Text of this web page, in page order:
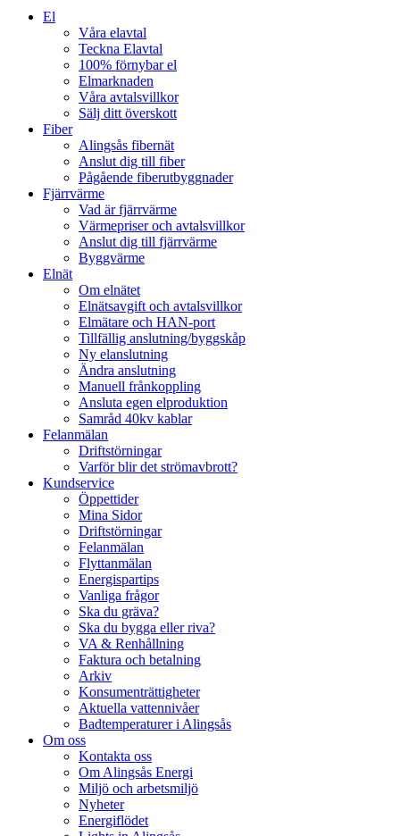
El
Våra elavtal
Teckna Elavtal
100% förnybar el
Elmarknaden
Våra avtalsvillkor
Sälj ditt överskott
Fiber
Alingsås fibernät
Anslut dig till fiber
Pågående fiberutbyggnader
Fjärrvärme
Vad är fjärrvärme
Värmepriser och avtalsvillkor
Anslut dig till fjärrvärme
Byggvärme
Elnät
Om elnätet
Elnätsavgift och avtalsvillkor
Elmätare och HAN-port
Tillfällig anslutning/byggskåp
Ny elanslutning
Ändra anslutning
Manuell frånkoppling
Ansluta egen elproduktion
Samråd 40kv kablar
Felanmälan
Driftstörningar
Varför blir det strömavbrott?
Kundservice
Öppettider
Mina Sidor
Driftstörningar
Felanmälan
Flyttanmälan
Energispartips
Vanliga frågor
Ska du gräva?
Ska du bygga eller riva?
VA & Renhållning
Faktura och betalning
Arkiv
Konsumenträttigheter
Aktuella vattennivåer
Badtemperaturer i Alingsås
Om oss
Kontakta oss
Om Alingsås Energi
Miljö och arbetsmiljö
Nyheter
Energiflödet